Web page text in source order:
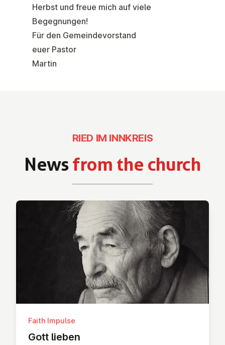
Herbst und freue mich auf viele
Begegnungen!
Für den Gemeindevorstand
euer Pastor
Martin
Newsfrom the church
RIED IM INNKREIS
Faith Impulse
Gott lieben